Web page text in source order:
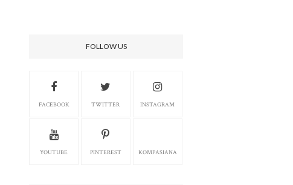
FOLLOW US
FACEBOOK TWITTER INSTAGRAM
YOUTUBE PINTEREST KOMPASIANA